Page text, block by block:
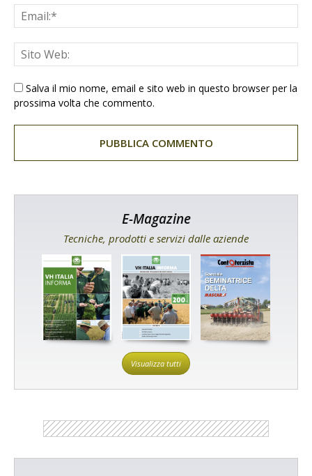
Salva il mio nome, email e sito web in questo browser per la
prossima volta che commento.
E-Magazine
Tecniche, prodotti e servizi dalle aziende
Visualizza tutti